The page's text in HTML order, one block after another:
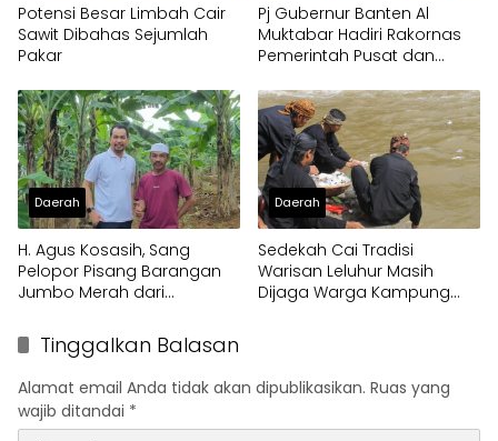
Potensi Besar Limbah Cair
Sawit Dibahas Sejumlah
Pakar
Pj Gubernur Banten Al
Muktabar Hadiri Rakornas
Pemerintah Pusat dan
Daerah
H. Agus Kosasih, Sang
Pelopor Pisang Barangan
Jumbo Merah dari
Daerah
Sedekah Cai Tradisi
Warisan Leluhur Masih
Dijaga Warga Kampung
Tinggalkan Balasan
Alamat email Anda tidak akan dipublikasikan. Ruas yang
wajib ditandai *